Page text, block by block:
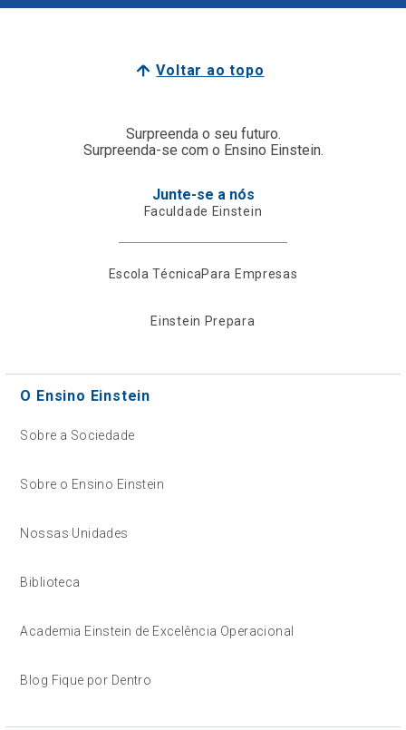
Voltar ao topo
Surpreenda o seu futuro.
Surpreenda-se com o Ensino Einstein.
Junte-se a nós
Faculdade Einstein
Escola TécnicaPara Empresas
Einstein Prepara
O Ensino Einstein
Sobre a Sociedade
Sobre o Ensino Einstein
Nossas Unidades
Biblioteca
Academia Einstein de Excelência Operacional
Blog Fique por Dentro